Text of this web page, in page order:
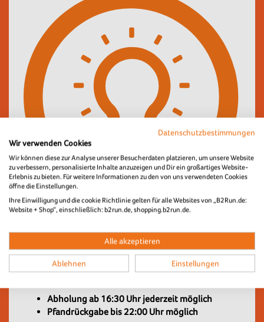
Eventtag an der Abholstation entgegengenommen
werden. Die genaue Positionierung der Abholstation
findest du auf dem Lageplan oder den
Abholung ab 16:30 Uhr jederzeit möglich
Pfandrückgabe bis 22:00 Uhr möglich
Datenschutzbestimmungen
Wir verwenden Cookies
Wir können diese zur Analyse unserer Besucherdaten platzieren, um unsere Website
zu verbessern, personalisierte Inhalte anzuzeigen und Dir ein großartiges Website-
Erlebnis zu bieten. Für weitere Informationen zu den von uns verwendeten Cookies
öffne die Einstellungen.
Ihre Einwilligung und die cookie Richtlinie gelten für alle Websites von „B2Run.de:
Website + Shop“, einschließlich: b2run.de, shopping.b2run.de.
Alle akzeptieren
Ablehnen Einstellungen